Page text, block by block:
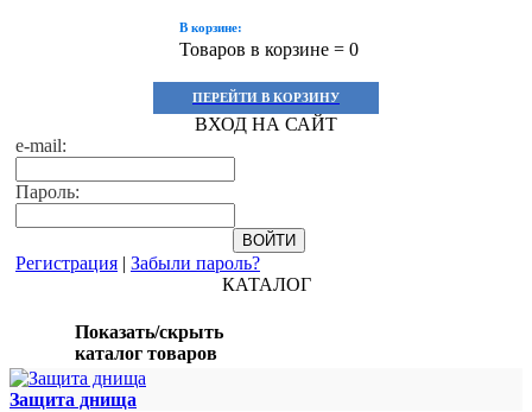
В корзине:
Товаров в корзине = 0
ПЕРЕЙТИ В КОРЗИНУ
ВХОД НА САЙТ
e-mail:
Пароль:
Регистрация | Забыли пароль?
КАТАЛОГ
Показать/скрыть
каталог товаров
Защита днища